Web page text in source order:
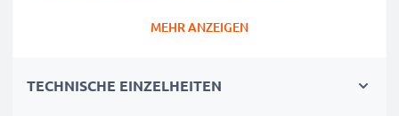
Zelltyp: Lithium Ionen Akkupack / Battery Pack
MEHR ANZEIGEN
TECHNISCHE EINZELHEITEN